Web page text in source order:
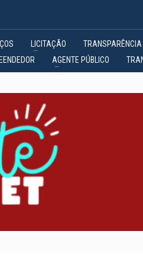
LICITAÇÃO TRANSPARÊNCIA
AGENTE PÚBLICO